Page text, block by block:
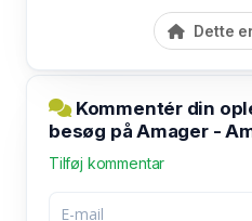
Dette
Kommentér din
besøg på Amager -
Tilføj kommentar